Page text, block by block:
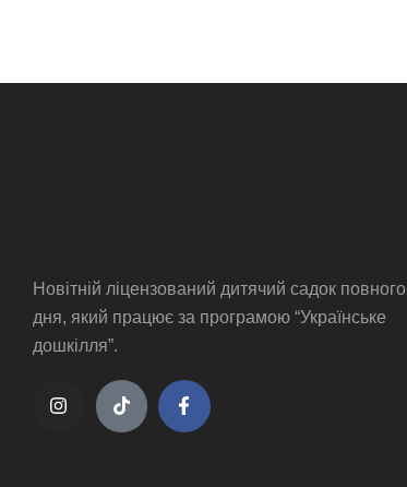
Новітній ліцензований дитячий садок повного
дня, який працює за програмою “Українське
дошкілля”.